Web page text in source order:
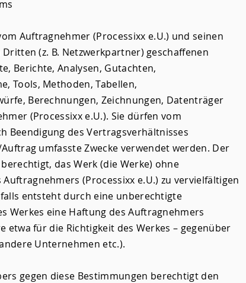
Auftragnehmer (Processixx e.U.) und seinen
(z. B. Netzwerkpartner) geschaffenen
Berichte, Analysen, Gutachten,
Tools, Methoden, Tabellen,
Berechnungen, Zeichnungen, Datenträger
(Processixx e.U.). Sie dürfen vom
Beendigung des Vertragsverhältnisses
umfasste Zwecke verwendet werden. Der
das Werk (die Werke) ohne
(Processixx e.U.) zu vervielfältigen
entsteht durch eine unberechtigte
Werkes eine Haftung des Auftragnehmers
etwa für die Richtigkeit des Werkes – gegenüber
Unternehmen etc.).
gegen diese Bestimmungen berechtigt den